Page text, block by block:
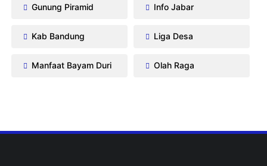
Gunung Piramid Info Jabar
Kab Bandung Liga Desa
Manfaat Bayam Duri Olah Raga